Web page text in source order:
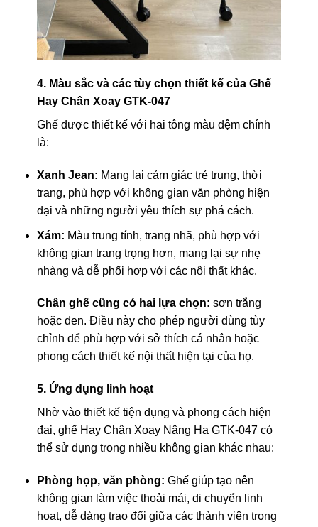
4. Màu sắc và các tùy chọn thiết kế của Ghế
Hay Chân Xoay GTK-047
Ghế được thiết kế với hai tông màu đệm chính
là:
Xanh Jean: Mang lại cảm giác trẻ trung, thời
trang, phù hợp với không gian văn phòng hiện
đại và những người yêu thích sự phá cách.
Xám: Màu trung tính, trang nhã, phù hợp với
không gian trang trọng hơn, mang lại sự nhẹ
nhàng và dễ phối hợp với các nội thất khác.
Chân ghế cũng có hai lựa chọn: sơn trắng
hoặc đen. Điều này cho phép người dùng tùy
chỉnh để phù hợp với sở thích cá nhân hoặc
phong cách thiết kế nội thất hiện tại của họ.
5. Ứng dụng linh hoạt
Nhờ vào thiết kế tiện dụng và phong cách hiện
đại, ghế Hay Chân Xoay Nâng Hạ GTK-047 có
thể sử dụng trong nhiều không gian khác nhau:
Phòng họp, văn phòng: Ghế giúp tạo nên
không gian làm việc thoải mái, di chuyển linh
hoạt, dễ dàng trao đổi giữa các thành viên trong